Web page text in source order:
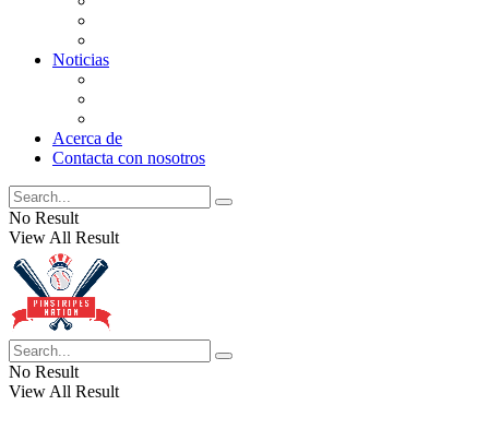
Noticias
Acerca de
Contacta con nosotros
No Result
View All Result
No Result
View All Result